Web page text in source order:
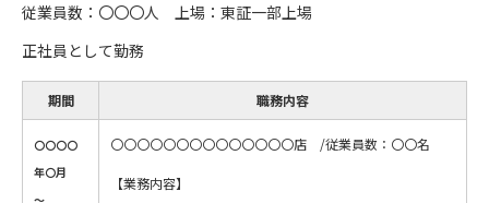
従業員数：〇〇〇人 上場：東証一部上場
正社員として勤務
期間 職務内容
〇〇〇〇
年〇月
～
〇〇〇〇〇〇〇〇〇〇〇〇〇〇店 /従業員数：〇〇名
【業務内容】